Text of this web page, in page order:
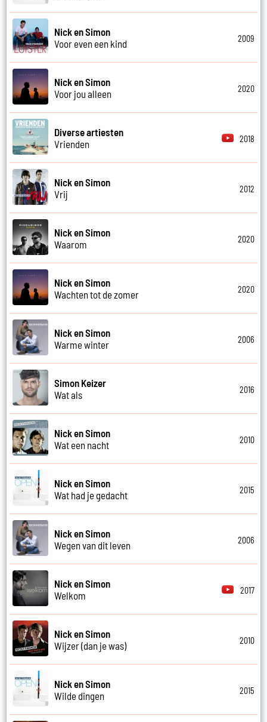
Nick en Simon
Voor even een kind
2009
Nick en Simon
Voor jou alleen
2020
Diverse artiesten
Vrienden
2018
Nick en Simon
Vrij
2012
Nick en Simon
Waarom
2020
Nick en Simon
Wachten tot de zomer
2020
Nick en Simon
Warme winter
2006
Simon Keizer
Wat als
2016
Nick en Simon
Wat een nacht
2010
Nick en Simon
Wat had je gedacht
2015
Nick en Simon
Wegen van dit leven
2006
Nick en Simon
Welkom
2017
Nick en Simon
Wijzer (dan je was)
2010
Nick en Simon
Wilde dingen
2015